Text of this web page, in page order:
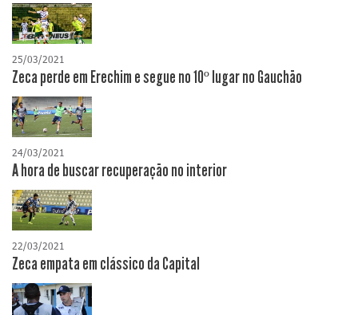
25/03/2021
Zeca perde em Erechim e segue no 10º lugar no Gauchão
24/03/2021
A hora de buscar recuperação no interior
22/03/2021
Zeca empata em clássico da Capital